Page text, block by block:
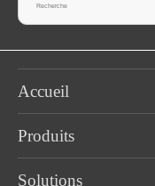
Accueil
Produits
Solutions